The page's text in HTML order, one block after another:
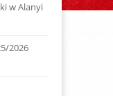
w Alanyi
2026